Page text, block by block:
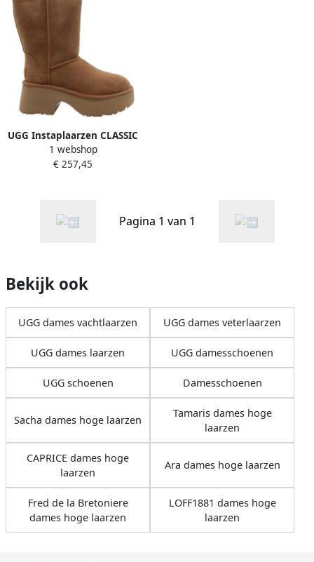
UGG Instaplaarzen CLASSIC
SHORT NEW HEIGHTS
plateau laarzen
1 webshop
€ 257,45
Pagina 1 van 1
Bekijk ook
UGG dames vachtlaarzen UGG dames veterlaarzen
UGG dames laarzen UGG damesschoenen
UGG schoenen Damesschoenen
Sacha dames hoge laarzen
Tamaris dames hoge
laarzen
CAPRICE dames hoge
laarzen
Ara dames hoge laarzen
Fred de la Bretoniere
dames hoge laarzen
LOFF1881 dames hoge
laarzen